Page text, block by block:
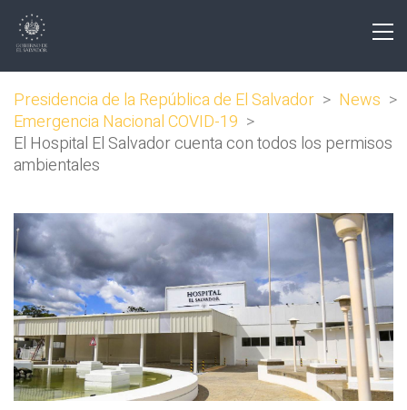
Presidencia de la República de El Salvador > News >
Emergencia Nacional COVID-19 >
El Hospital El Salvador cuenta con todos los permisos
ambientales